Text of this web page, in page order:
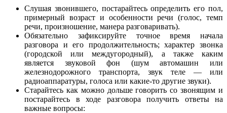
Слушая звонившего, постарайтесь определить его пол,
примерный возраст и особенности речи (голос, темп
речи, произношение, манера разговаривать).
Обязательно зафиксируйте точное время начала
разговора и его продолжительность; характер звонка
(городской или междугородный), а также каким
является звуковой фон (шум автомашин или
железнодорожного транспорта, звук теле — или
радиоаппаратуры, голоса или какие-то другие звуки).
Старайтесь как можно дольше говорить со звонящим и
постарайтесь в ходе разговора получить ответы на
важные вопросы: